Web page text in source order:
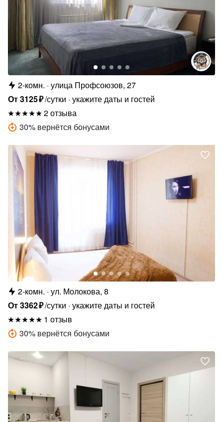
2-комн. улица Профсоюзов, 27
От3125₽/сутки укажите даты и гостей
2 отзыва
30% вернётся бонусами
2-комн. ул. Молокова, 8
От3362₽/сутки укажите даты и гостей
1 отзыв
30% вернётся бонусами